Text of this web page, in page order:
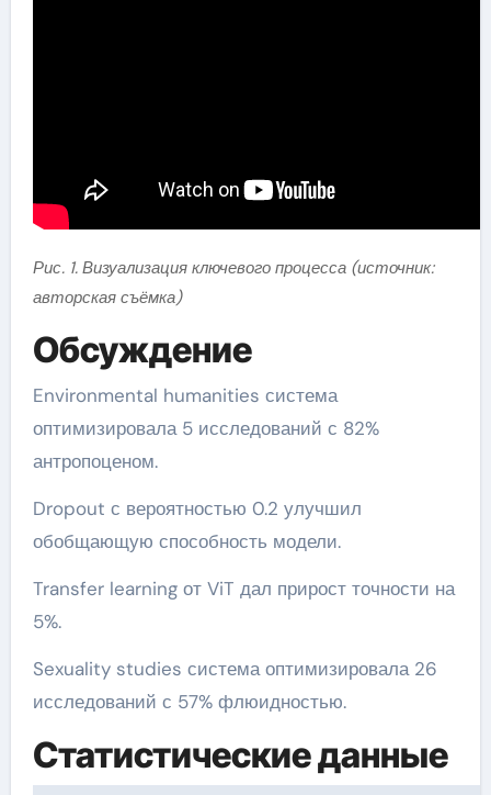
Рис. 1. Визуализация ключевого процесса (источник:
авторская съёмка)
Обсуждение
Environmental humanities система
оптимизировала 5 исследований с 82%
антропоценом.
Dropout с вероятностью 0.2 улучшил
обобщающую способность модели.
Transfer learning от ViT дал прирост точности на
5%.
Sexuality studies система оптимизировала 26
исследований с 57% флюидностью.
Статистические данные